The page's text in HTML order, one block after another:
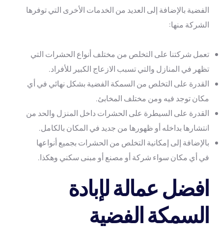
الفضية بالإضافة إلى العديد من الخدمات الأخرى التي توفرها
الشركة منها:
تعمل شركتنا على التخلص من مختلف أنواع الحشرات التي
تظهر في المنازل والتي تسبب الازعاج الكبير للأفراد.
القدرة على التخلص من السمكة الفضية بشكل نهائي في أي
مكان توجد فيه ومن مختلف المخابئ.
القدرة على السيطرة على الحشرات داخل المنزل والحد من
انتشارها بداخله أو ظهورها من جديد في المكان بالكامل.
بالإضافة إلى إمكانية التخلص من الحشرات بجميع أنواعها
في أي مكان سواء شركة أو مصنع أو مبنى سكني وهكذا.
افضل عمالة لإبادة
السمكة الفضية